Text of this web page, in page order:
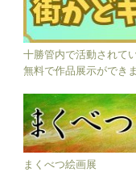
十勝管内で活動されて
無料で作品展示ができま
まくべつ絵画展